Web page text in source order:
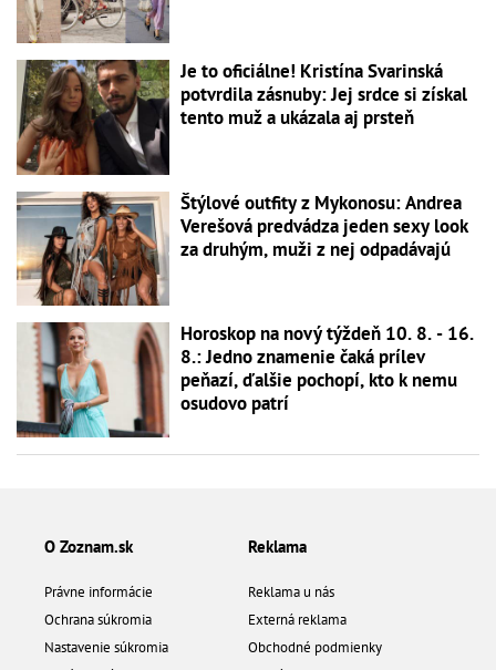
Je to oficiálne! Kristína Svarinská
potvrdila zásnuby: Jej srdce si získal
tento muž a ukázala aj prsteň
Štýlové outfity z Mykonosu: Andrea
Verešová predvádza jeden sexy look
za druhým, muži z nej odpadávajú
Horoskop na nový týždeň 10. 8. - 16.
8.: Jedno znamenie čaká prílev
peňazí, ďalšie pochopí, kto k nemu
osudovo patrí
O Zoznam.sk
Právne informácie
Ochrana súkromia
Nastavenie súkromia
Reklama
Reklama u nás
Externá reklama
Obchodné podmienky